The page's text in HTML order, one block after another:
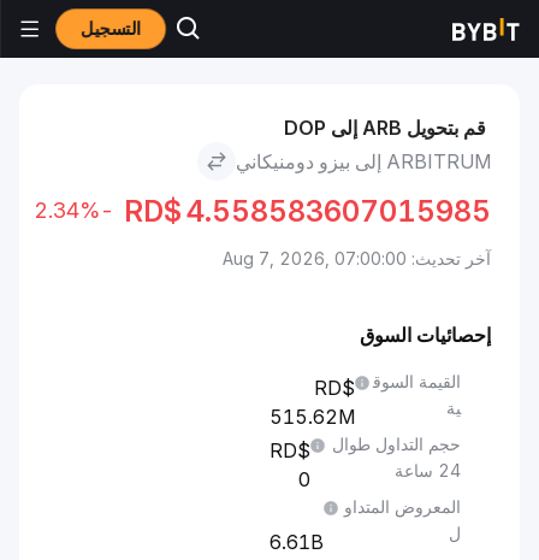
التسجيل
الأسواق Arbitrum to بيزو دومنيكاني
قم بتحويل ARB إلى DOP
ARBITRUM إلى بيزو دومنيكاني
RD$4.558583607015985
-2.34%
آخر تحديث: Aug 7, 2026, 07:00:00
إحصائيات السوق
القيمة السوق
ية
515.62M
حجم التداول طوال
24 ساعة
0
المعروض المتداو
ل
6.61B